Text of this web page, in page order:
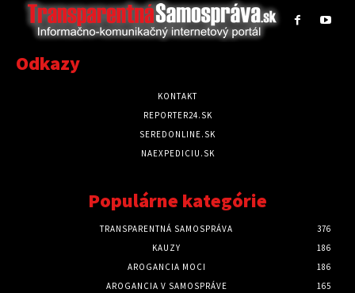
Odkazy
KONTAKT
REPORTER24.SK
SEREDONLINE.SK
NAEXPEDICIU.SK
Populárne kategórie
TRANSPARENTNÁ SAMOSPRÁVA
376
KAUZY
186
AROGANCIA MOCI
186
AROGANCIA V SAMOSPRÁVE
165